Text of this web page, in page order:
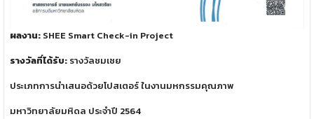
ผลงาน: SHEE Smart Check-in Project
รางวัลที่ได้รับ: รางวัลชมเชย
ประเภทการนำเสนอด้วยโปสเตอร์ ในงานมหกรรมคุณภาพ
มหาวิทยาลัยมหิดล ประจำปี 2564